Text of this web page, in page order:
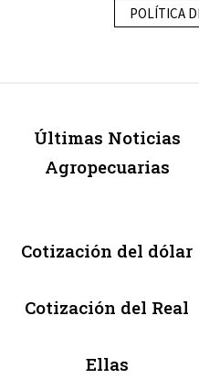
POLÍTICA
Últimas Noticias
Agropecuarias
Cotización del dólar
Cotización del Real
Ellas